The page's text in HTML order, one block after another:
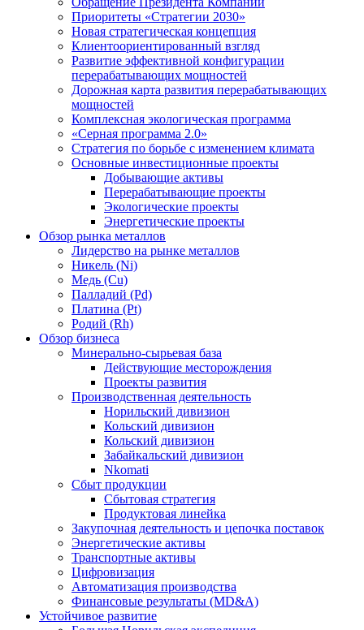
Приоритеты «Стратегии 2030»
Новая стратегическая концепция
Клиентоориентированный взгляд
Развитие эффективной конфигурации
перерабатывающих мощностей
Дорожная карта развития перерабатывающих
мощностей
Комплексная экологическая программа
«Серная программа 2.0»
Стратегия по борьбе с изменением климата
Основные инвестиционные проекты
Добывающие активы
Перерабатывающие проекты
Экологические проекты
Энергетические проекты
Обзор рынка металлов
Лидерство на рынке металлов
Никель (Ni)
Медь (Cu)
Палладий (Pd)
Платина (Pt)
Родий (Rh)
Обзор бизнеса
Минерально-сырьевая база
Действующие месторождения
Проекты развития
Производственная деятельность
Норильский дивизион
Кольский дивизион
Кольский дивизион
Забайкальский дивизион
Nkomati
Сбыт продукции
Сбытовая стратегия
Продуктовая линейка
Закупочная деятельность и цепочка поставок
Энергетические активы
Транспортные активы
Цифровизация
Автоматизация производства
Финансовые результаты (MD&A)
Устойчивое развитие